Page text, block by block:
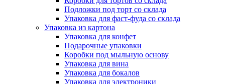
Подложки под торт со склада
Упаковка для фаст-фуда со склада
Упаковка из картона
Упаковка для конфет
Подарочные упаковки
Коробки под мыльную основу
Упаковка для вина
Упаковка для бокалов
Упаковка для электроники